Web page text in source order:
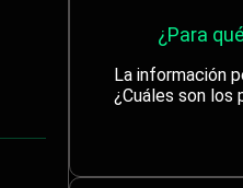
¿Para
La información
¿Cuáles son